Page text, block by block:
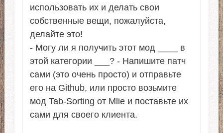
использовать их и делать свои
собственные вещи, пожалуйста,
делайте это!
- Могу ли я получить этот мод ____ в
этой категории ___? - Напишите патч
сами (это очень просто) и отправьте
его на Github, или просто возьмите
мод Tab-Sorting от Mlie и поставьте их
сами для своего клиента.